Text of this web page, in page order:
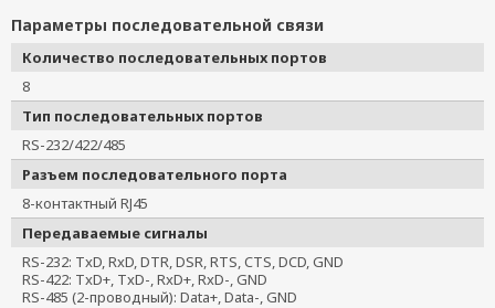
Параметры последовательной связи
Количество последовательных портов
8
Тип последовательных портов
RS-232/422/485
Разъем последовательного порта
8-контактный RJ45
Передаваемые сигналы
RS-232: TxD, RxD, DTR, DSR, RTS, CTS, DCD, GND
RS-422: TxD+, TxD-, RxD+, RxD-, GND
RS-485 (2-проводный): Data+, Data-, GND